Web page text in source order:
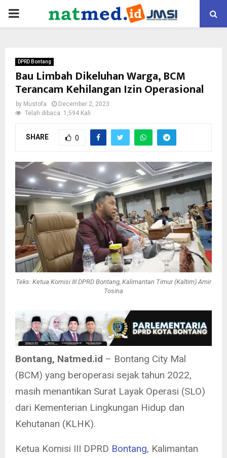
PRIMARY
DPRD Bontang
Bau Limbah Dikeluhan Warga, BCM
Terancam Kehilangan Izin Operasional
by Mustofa
December 2, 2023
Telah dibaca: 1,594 Kali
SHARE 0
Teks: Ketua Komisi III DPRD Bontang, Kalimantan Timur (Kaltim) Amir
Tosina
Bontang, Natmed.id – Bontang City Mal
(BCM) yang beroperasi sejak tahun 2022,
masih menantikan Surat Layak Operasi (SLO)
dari Kementerian Lingkungan Hidup dan
Kehutanan (KLHK).
Ketua Komisi III DPRD Bontang, Kalimantan